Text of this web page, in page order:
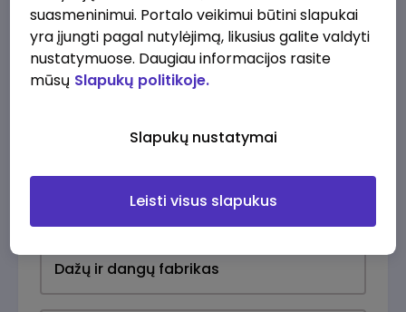
Pridėti naują
suasmeninimui. Portalo veikimui būtini slapukai
yra įjungti pagal nutylėjimą, likusius galite valdyti
nustatymuose. Daugiau informacijos rasite
mūsų Slapukų politikoje.
Slapukų nustatymai
Leisti visus slapukus